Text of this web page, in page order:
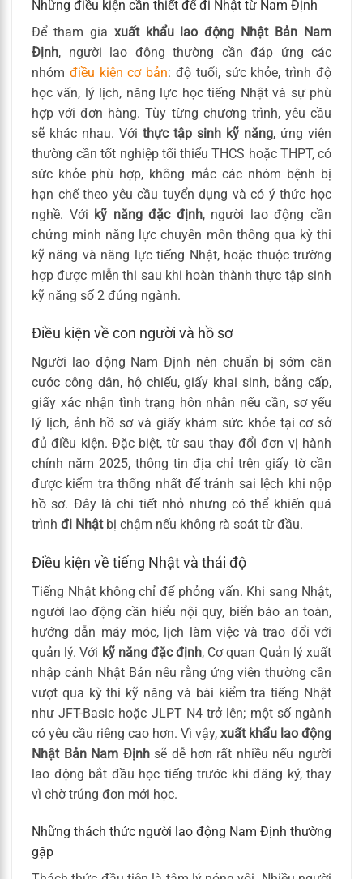
Những điều kiện cần thiết để đi Nhật từ Nam Định
Để tham gia xuất khẩu lao động Nhật Bản Nam
Định, người lao động thường cần đáp ứng các
nhóm điều kiện cơ bản: độ tuổi, sức khỏe, trình độ
học vấn, lý lịch, năng lực học tiếng Nhật và sự phù
hợp với đơn hàng. Tùy từng chương trình, yêu cầu
sẽ khác nhau. Với thực tập sinh kỹ năng, ứng viên
thường cần tốt nghiệp tối thiểu THCS hoặc THPT, có
sức khỏe phù hợp, không mắc các nhóm bệnh bị
hạn chế theo yêu cầu tuyển dụng và có ý thức học
nghề. Với kỹ năng đặc định, người lao động cần
chứng minh năng lực chuyên môn thông qua kỳ thi
kỹ năng và năng lực tiếng Nhật, hoặc thuộc trường
hợp được miễn thi sau khi hoàn thành thực tập sinh
kỹ năng số 2 đúng ngành.
Điều kiện về con người và hồ sơ
Người lao động Nam Định nên chuẩn bị sớm căn
cước công dân, hộ chiếu, giấy khai sinh, bằng cấp,
giấy xác nhận tình trạng hôn nhân nếu cần, sơ yếu
lý lịch, ảnh hồ sơ và giấy khám sức khỏe tại cơ sở
đủ điều kiện. Đặc biệt, từ sau thay đổi đơn vị hành
chính năm 2025, thông tin địa chỉ trên giấy tờ cần
được kiểm tra thống nhất để tránh sai lệch khi nộp
hồ sơ. Đây là chi tiết nhỏ nhưng có thể khiến quá
trình đi Nhậtbị chậm nếu không rà soát từ đầu.
Điều kiện về tiếng Nhật và thái độ
Tiếng Nhật không chỉ để phỏng vấn. Khi sang Nhật,
người lao động cần hiểu nội quy, biển báo an toàn,
hướng dẫn máy móc, lịch làm việc và trao đổi với
quản lý. Với kỹ năng đặc định, Cơ quan Quản lý xuất
nhập cảnh Nhật Bản nêu rằng ứng viên thường cần
vượt qua kỳ thi kỹ năng và bài kiểm tra tiếng Nhật
như JFT-Basic hoặc JLPT N4 trở lên; một số ngành
có yêu cầu riêng cao hơn. Vì vậy, xuất khẩu lao động
Nhật Bản Nam Địnhsẽ dễ hơn rất nhiều nếu người
lao động bắt đầu học tiếng trước khi đăng ký, thay
vì chờ trúng đơn mới học.
Những thách thức người lao động Nam Định thường
gặp